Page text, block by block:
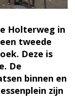
Holterweg in
tweede
Deze is
De
binnen en
zijn